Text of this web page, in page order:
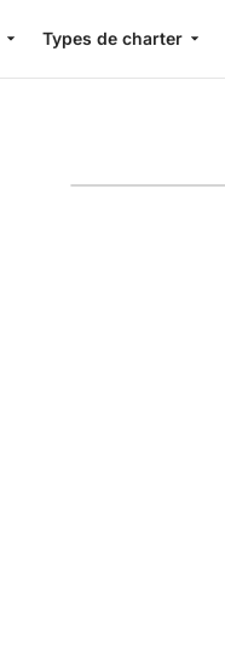
Types de charter